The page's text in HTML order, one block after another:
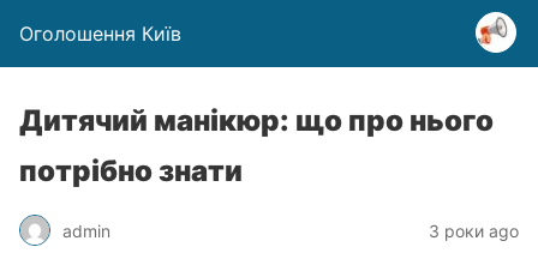
Оголошення Київ
Дитячий манікюр: що про нього
потрібно знати
admin 3 роки ago